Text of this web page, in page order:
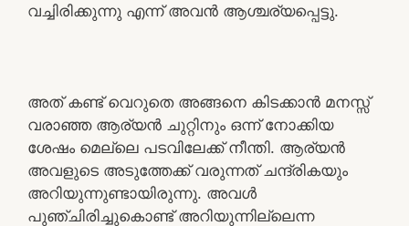
വച്ചിരിക്കുന്നു എന്ന് അവൻ ആശ്ചര്യപ്പെട്ടു.
അത് കണ്ട് വെറുതെ അങ്ങനെ കിടക്കാൻ മനസ്സ്
വരാഞ്ഞ ആര്യൻ ചുറ്റിനും ഒന്ന് നോക്കിയ
ശേഷം മെല്ലെ പടവിലേക്ക് നീന്തി. ആര്യൻ
അവളുടെ അടുത്തേക്ക് വരുന്നത് ചന്ദ്രികയും
അറിയുന്നുണ്ടായിരുന്നു. അവൾ
പുഞ്ചിരിച്ചുകൊണ്ട് അറിയുന്നില്ലെന്ന